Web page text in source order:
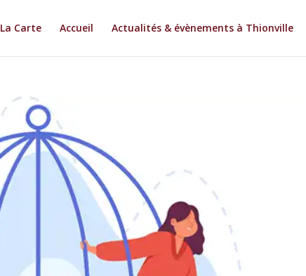
La Carte Accueil Actualités & évènements à Thionville